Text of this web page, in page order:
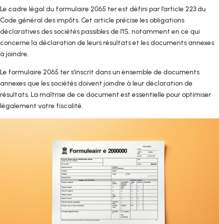
Le cadre légal du formulaire 2065 ter est défini par l’article 223 du
Code général des impôts. Cet article précise les obligations
déclaratives des sociétés passibles de l’IS, notamment en ce qui
concerne la déclaration de leurs résultats et les documents annexes
à joindre.
Le formulaire 2065 ter s’inscrit dans un ensemble de documents
annexes que les sociétés doivent joindre à leur déclaration de
résultats. La maîtrise de ce document est essentielle pour optimiser
légalement votre fiscalité.